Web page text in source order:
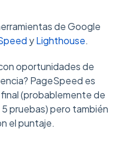
de Google
yLighthouse.
oportunidades de
PageSpeed es
(probablemente de
5 pruebas) pero también
el puntaje.